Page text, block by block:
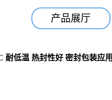
产品展厅
耐低温 热封性好 密封包装应用